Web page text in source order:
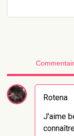
Rotena
J'aime